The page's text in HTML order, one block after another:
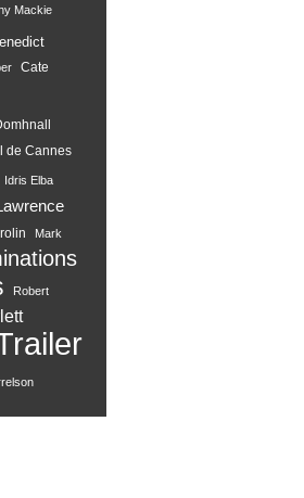
Mackie
Cate
de Cannes
Idris Elba
Mark
Robert